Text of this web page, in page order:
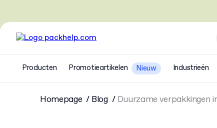
Producten Promotieartikelen Nieuw Industrieën
Homepage Blog Duurzame verpakkingen